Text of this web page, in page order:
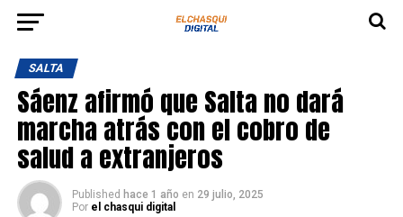
SALTA
Sáenz afirmó que Salta no dará
marcha atrás con el cobro de
salud a extranjeros
Published hace 1 año en 29 julio, 2025
Por el chasqui digital